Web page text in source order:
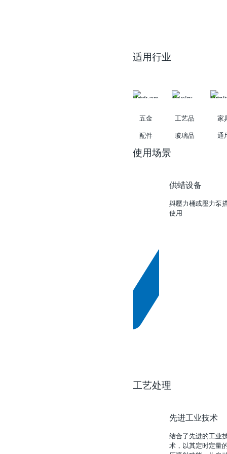
适用行业
五金
配件
工艺品
玻璃品
家
通
使用场景
供蜡设备
與壓力桶或壓力泵
使用
工艺处理
先进工业技术
结合了先进的工业
术，以其定时定量